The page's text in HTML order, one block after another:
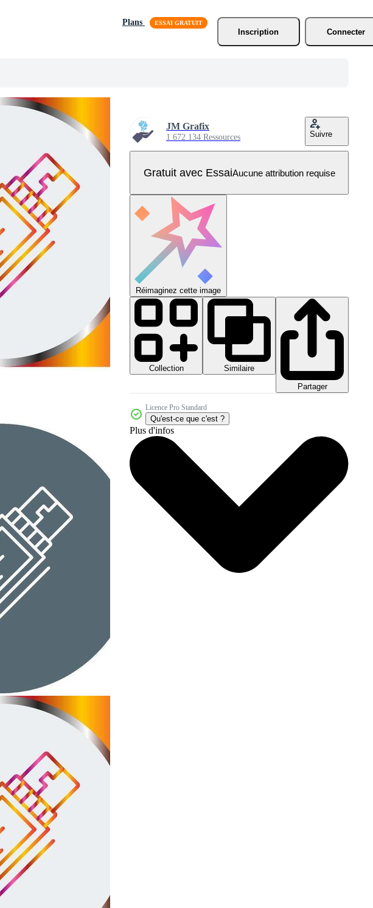
Plans
Inscription
Connecter
JM Grafix
1 672 134 Ressources Suivre
Gratuit avec EssaiAucune attribution requise
Réimaginez cette image
Collection
Similaire
Partager
Licence Pro Standard
Qu'est-ce que c'est ?
Plus d'infos